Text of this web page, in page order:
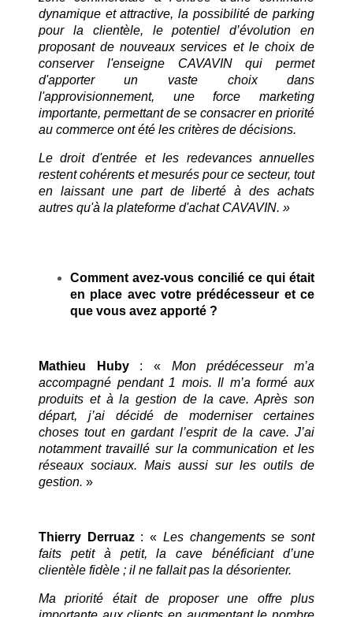
dynamique et attractive, la possibilité de parking
pour la clientèle, le potentiel d’évolution en
proposant de nouveaux services et le choix de
conserver l'enseigne CAVAVIN qui permet
d'apporter un vaste choix dans
l'approvisionnement, une force marketing
importante, permettant de se consacrer en priorité
au commerce ont été les critères de décisions.
Le droit d'entrée et les redevances annuelles
restent cohérents et mesurés pour ce secteur, tout
en laissant une part de liberté à des achats
autres qu'à la plateforme d'achat CAVAVIN. »
Comment avez-vous concilié ce qui était
en place avec votre prédécesseur et ce
que vous avez apporté ?
Mathieu Huby: « Mon prédécesseur m’a
accompagné pendant 1 mois. Il m’a formé aux
produits et à la gestion de la cave. Après son
départ, j’ai décidé de moderniser certaines
choses tout en gardant l’esprit de la cave. J’ai
notamment travaillé sur la communication et les
réseaux sociaux. Mais aussi sur les outils de
gestion. »
Thierry Derruaz: « Les changements se sont
faits petit à petit, la cave bénéficiant d’une
clientèle fidèle ; il ne fallait pas la désorienter.
Ma priorité était de proposer une offre plus